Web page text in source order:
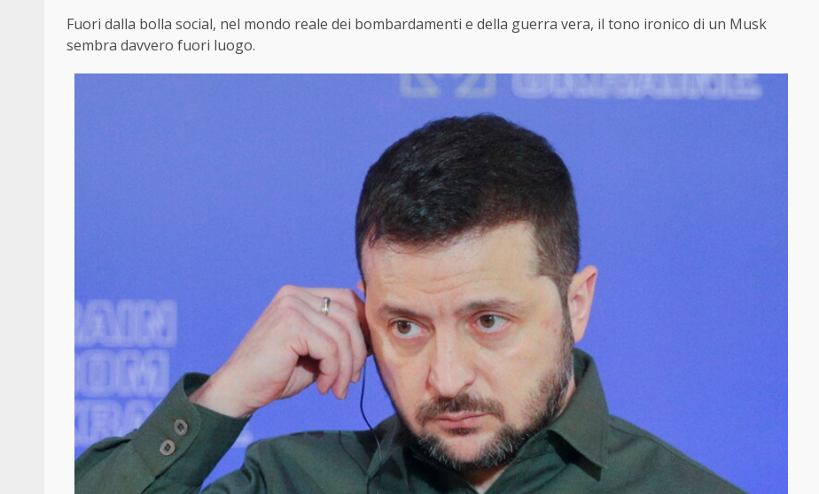
Fuori dalla bolla social, nel mondo reale dei bombardamenti e della guerra vera, il tono ironico di un Musk
sembra davvero fuori luogo.